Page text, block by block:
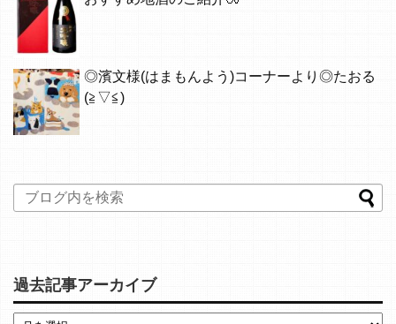
◎濱文様(はまもんよう)コーナーより◎たおる
(≧▽≦)
過去記事アーカイブ